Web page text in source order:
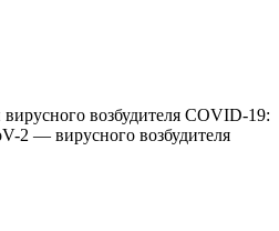
возбудителя COVID-19:
2 — вирусного возбудителя